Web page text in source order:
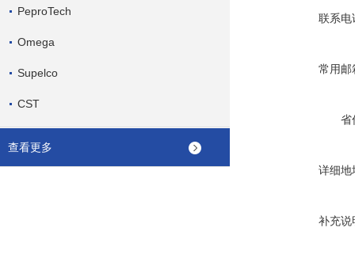
PeproTech
Omega
Supelco
CST
查看更多
联系电
常用邮
省
详细地
补充说